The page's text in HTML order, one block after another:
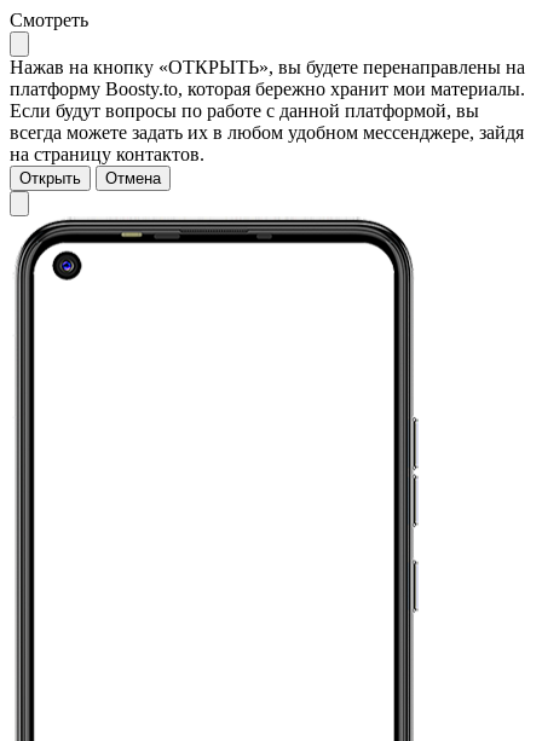
Смотреть
Нажав на кнопку «ОТКРЫТЬ», вы будете перенаправлены на
платформу Boosty.to, которая бережно хранит мои материалы.
Если будут вопросы по работе с данной платформой, вы
всегда можете задать их в любом удобном мессенджере, зайдя
на страницу контактов.
Открыть Отмена